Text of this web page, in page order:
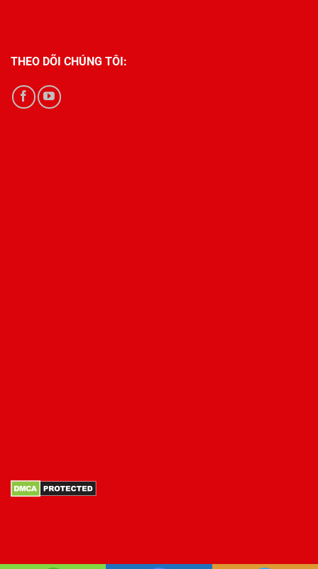
THEO DÕI CHÚNG TÔI: